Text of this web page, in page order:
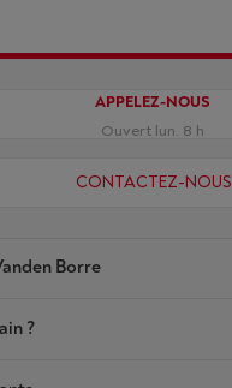
Borre
?
APPELEZ-NOUS
Ouvert lun. 8 h
CONTACTEZ-NOUS